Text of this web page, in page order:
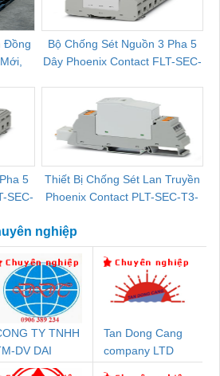
Đồng
Bộ Chống Sét Nguồn 3 Pha 5
Dây Phoenix Contact FLT-SEC-
5
SEC-
Thiết Bị Chống Sét Lan Truyền
Phoenix Contact PLT-SEC-T3-
nghiệp
TY TNHH
DV DAI
DONG THANH
Tan Dong Cang
company LTD